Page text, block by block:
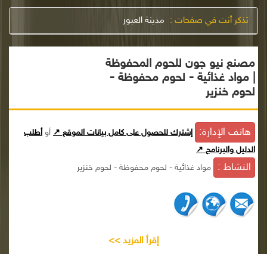
تذكر أنت في صفحات : مدينة العبور
مصنع نيو جون للحوم المحفوظة
| مواد غذائية - لحوم محفوظة -
لحوم خنزير
هاتف الإدارة: إشترك للحصول على كامل بيانات الموقع ↗ أوأطلب
الدليل والبرنامج ↗
النشاط : مواد غذائية - لحوم محفوظة - لحوم خنزير
إقرأ المزيد >>